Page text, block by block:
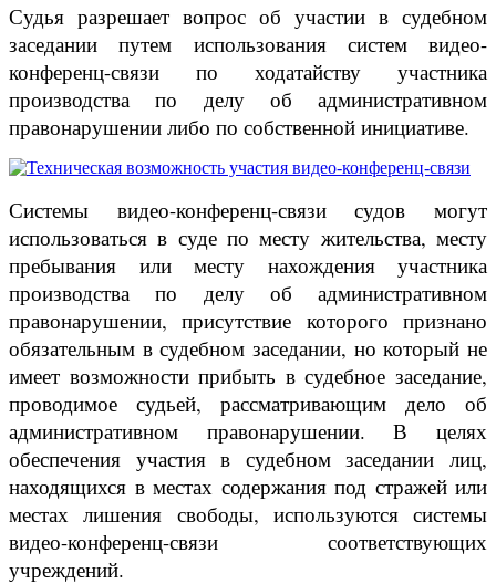
Судья разрешает вопрос об участии в судебном
заседании путем использования систем видео-
конференц-связи по ходатайству участника
производства по делу об административном
правонарушении либо по собственной инициативе.
Системы видео-конференц-связи судов могут
использоваться в суде по месту жительства, месту
пребывания или месту нахождения участника
производства по делу об административном
правонарушении, присутствие которого признано
обязательным в судебном заседании, но который не
имеет возможности прибыть в судебное заседание,
проводимое судьей, рассматривающим дело об
административном правонарушении. В целях
обеспечения участия в судебном заседании лиц,
находящихся в местах содержания под стражей или
местах лишения свободы, используются системы
видео-конференц-связи соответствующих
учреждений.